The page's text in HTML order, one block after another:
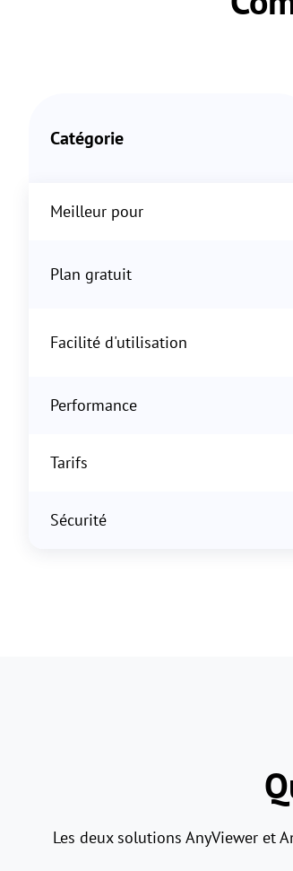
Catégorie
Meilleur pour
Plan gratuit
Facilité d'utilisation
Performance
Tarifs
Sécurité
Les deux solutions AnyViewer et